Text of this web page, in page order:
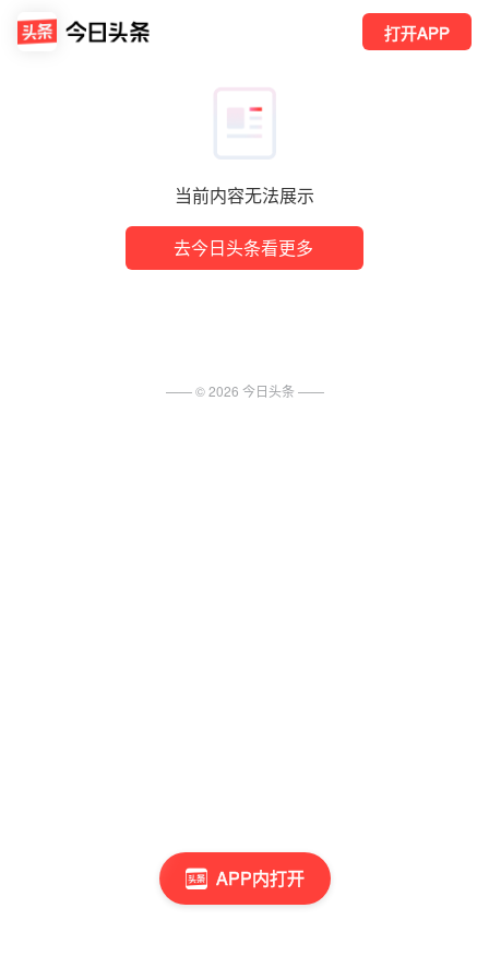
当前内容无法展示
去今日头条看更多
打开APP
APP内打开
—— ©2026 今日头条 ——